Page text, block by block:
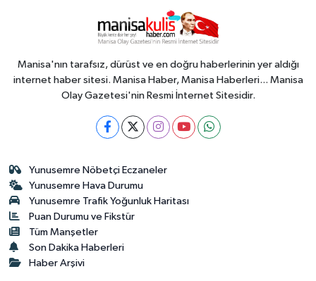
Manisa'nın tarafsız, dürüst ve en doğru haberlerinin yer aldığı
internet haber sitesi. Manisa Haber, Manisa Haberleri... Manisa
Olay Gazetesi'nin Resmi İnternet Sitesidir.
Yunusemre Nöbetçi Eczaneler
Yunusemre Hava Durumu
Yunusemre Trafik Yoğunluk Haritası
Puan Durumu ve Fikstür
Tüm Manşetler
Son Dakika Haberleri
Haber Arşivi